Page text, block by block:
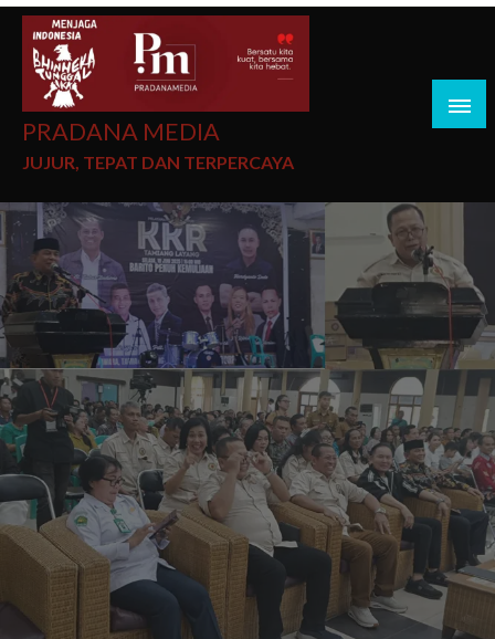
PRADANA MEDIA
JUJUR, TEPAT DAN TERPERCAYA